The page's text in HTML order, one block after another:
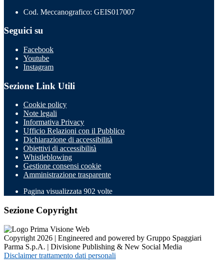
Cod. Meccanografico: GEIS017007
Seguici su
Facebook
Youtube
Instagram
Sezione Link Utili
Cookie policy
Note legali
Informativa Privacy
Ufficio Relazioni con il Pubblico
Dichiarazione di accessibilità
Obiettivi di accessibilità
Whistleblowing
Gestione consensi cookie
Amministrazione trasparente
Pagina visualizzata 902 volte
Sezione Copyright
Copyright 2026 | Engineered and powered by Gruppo Spaggiari
Parma S.p.A. | Divisione Publishing & New Social Media
Disclaimer trattamento dati personali